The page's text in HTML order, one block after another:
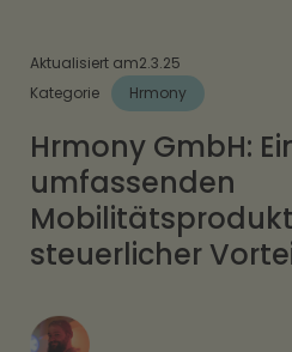
Aktualisiert am2.3.25
Kategorie
Hrmony
Hrmony GmbH:
umfassenden
steuerlicher